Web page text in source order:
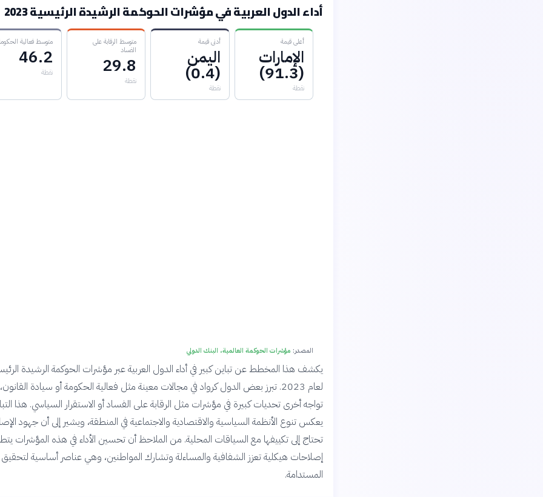
أداء الدول العربية في مؤشرات الحوكمة الرشيدة الرئيسية 2023
أعلى قيمة
الإمارات
(91.3)
نقطة
أدنى قيمة
اليمن
(0.4)
نقطة
متوسط الرقابة على
الفساد
29.8
نقطة
متوسط فعالية
46.2
نقطة
المصدر: مؤشرات الحوكمة العالمية، البنك الدولي
يكشف هذا المخطط عن تباين كبير في أداء الدول العربية عبر مؤشرات الحوكمة الرشيدة
لعام 2023. تبرز بعض الدول كرواد في مجالات معينة مثل فعالية الحكومة أو سيادة
تواجه أخرى تحديات كبيرة في مؤشرات مثل الرقابة على الفساد أو الاستقرار السياسي. هذا
يعكس تنوع الأنظمة السياسية والاقتصادية والاجتماعية في المنطقة، ويشير إلى أن جهود
تحتاج إلى تكييفها مع السياقات المحلية. من الملاحظ أن تحسين الأداء في هذه المؤشرات
إصلاحات هيكلية تعزز الشفافية والمساءلة وتشارك المواطنين، وهي عناصر أساسية لتحقيق
المستدامة.